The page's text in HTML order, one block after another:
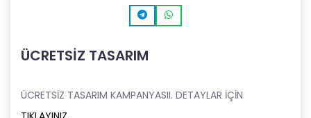
ÜCRETSİZ TASARIM
ÜCRETSİZ TASARIM KAMPANYASII. DETAYLAR İÇİN